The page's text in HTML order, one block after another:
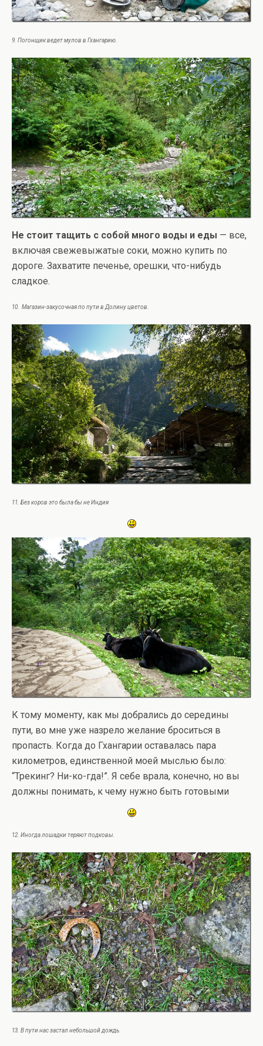
9. Погонщик ведет мулов в Гхангарию.
Не стоит тащить с собой много воды и еды — все,
включая свежевыжатые соки, можно купить по
дороге. Захватите печенье, орешки, что-нибудь
сладкое.
10. Магазин-закусочная по пути в Долину цветов.
11. Без коров это была бы не Индия
К тому моменту, как мы добрались до середины
пути, во мне уже назрело желание броситься в
пропасть. Когда до Гхангарии оставалась пара
километров, единственной моей мыслью было:
“Трекинг? Ни-ко-гда!”. Я себе врала, конечно, но вы
должны понимать, к чему нужно быть готовыми
12. Иногда лошадки теряют подковы.
13. В пути нас застал небольшой дождь.